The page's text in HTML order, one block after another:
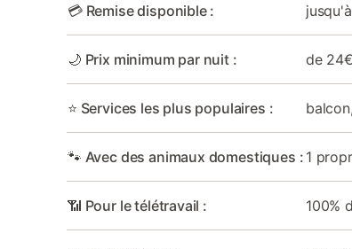
💳 Remise disponible :
🌙 Prix minimum par nuit : de
⭐ Services les plus populaires :
🐾 Avec des animaux domestiques : 1
📶 Pour le télétravail : 100%